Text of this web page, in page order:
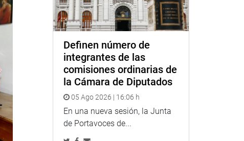
Definen número de
integrantes de las
comisiones ordinarias de
la Cámara de Diputados
05 Ago 2026 | 16:06 h
En una nueva sesión, la Junta
de Portavoces de...